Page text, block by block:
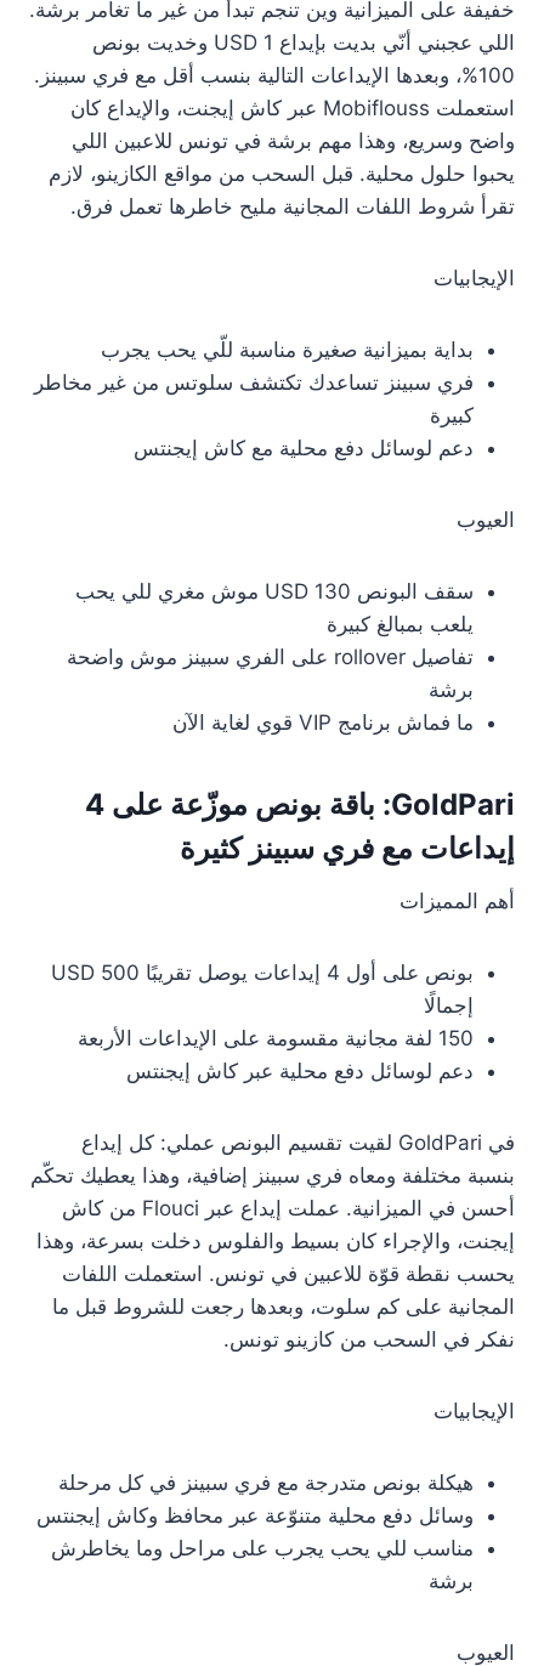
خفيفة على الميزانية وين تنجم تبدأ من غير ما تغامر برشة.
اللي عجبني أنّي بديت بإيداع 1 USD وخديت بونص
100%، وبعدها الإيداعات التالية بنسب أقل مع فري سبينز.
استعملت Mobiflouss عبر كاش إيجنت، والإيداع كان
واضح وسريع، وهذا مهم برشة في تونس للاعبين اللي
يحبوا حلول محلية. قبل السحب من مواقع الكازينو، لازم
تقرأ شروط اللفات المجانية مليح خاطرها تعمل فرق.
الإيجابيات
بداية بميزانية صغيرة مناسبة للّي يحب يجرب
فري سبينز تساعدك تكتشف سلوتس من غير مخاطر
كبيرة
دعم لوسائل دفع محلية مع كاش إيجنتس
العيوب
سقف البونص 130 USD موش مغري للي يحب
يلعب بمبالغ كبيرة
تفاصيل rollover على الفري سبينز موش واضحة
برشة
ما فماش برنامج VIP قوي لغاية الآن
GoldPari: باقة بونص موزّعة على 4
إيداعات مع فري سبينز كثيرة
أهم المميزات
بونص على أول 4 إيداعات يوصل تقريبًا 500 USD
إجمالًا
150 لفة مجانية مقسومة على الإيداعات الأربعة
دعم لوسائل دفع محلية عبر كاش إيجنتس
في GoldPari لقيت تقسيم البونص عملي: كل إيداع
بنسبة مختلفة ومعاه فري سبينز إضافية، وهذا يعطيك تحكّم
أحسن في الميزانية. عملت إيداع عبر Flouci من كاش
إيجنت، والإجراء كان بسيط والفلوس دخلت بسرعة، وهذا
يحسب نقطة قوّة للاعبين في تونس. استعملت اللفات
المجانية على كم سلوت، وبعدها رجعت للشروط قبل ما
نفكر في السحب من كازينو تونس.
الإيجابيات
هيكلة بونص متدرجة مع فري سبينز في كل مرحلة
وسائل دفع محلية متنوّعة عبر محافظ وكاش إيجنتس
مناسب للي يحب يجرب على مراحل وما يخاطرش
برشة
العيوب